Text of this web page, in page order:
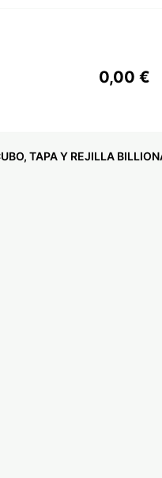
0,00 €
TAPA Y REJILLA